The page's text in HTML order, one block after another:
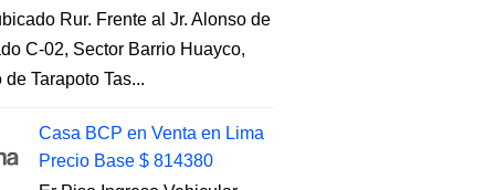
Rur. Frente al Jr. Alonso de
C-02, Sector Barrio Huayco,
de Tarapoto Tas...
Casa BCP en Venta en Lima
Precio Base $ 814380